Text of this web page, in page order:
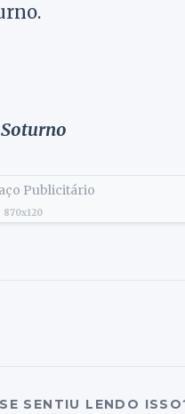
Publicitário
870x120
SENTIU LENDO